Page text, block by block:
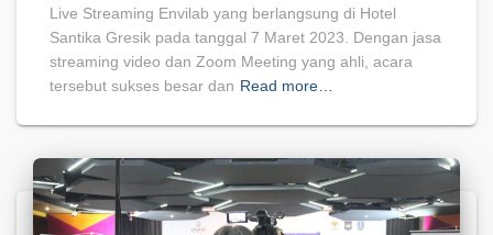
Live Streaming Envilab yang berlangsung di Hotel
Santika Gresik pada tanggal 7 Maret 2023. Dengan jasa
streaming video dan Zoom Meeting yang ahli, acara
tersebut sukses besar dan Read more…